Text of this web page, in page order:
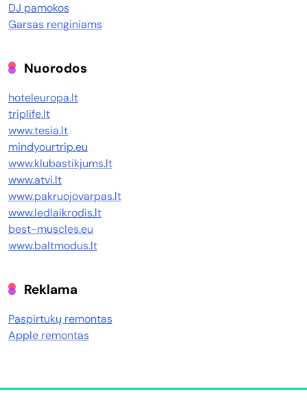
DJ pamokos
Garsas renginiams
Nuorodos
hoteleuropa.lt
triplife.lt
www.tesia.lt
mindyourtrip.eu
www.klubastikjums.lt
www.atvi.lt
www.pakruojovarpas.lt
www.ledlaikrodis.lt
best-muscles.eu
www.baltmodus.lt
Reklama
Paspirtukų remontas
Apple remontas